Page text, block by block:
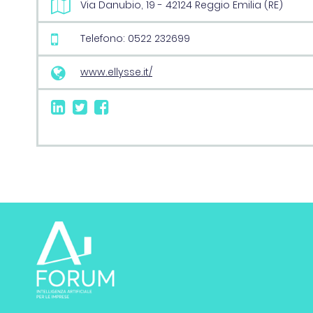
Via Danubio, 19 - 42124 Reggio Emilia (RE)
Telefono: 0522 232699
www.ellysse.it/